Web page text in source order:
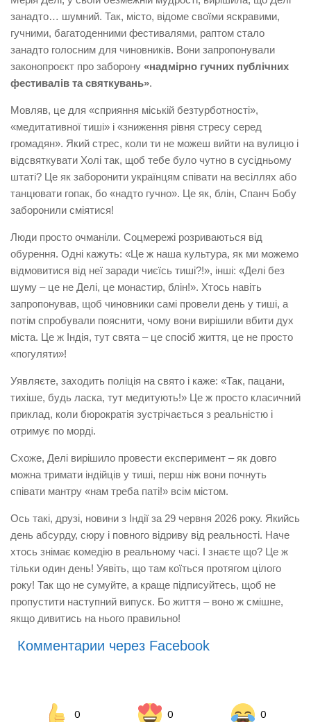
занадто… шумний. Так, місто, відоме своїми яскравими,
гучними, багатоденними фестивалями, раптом стало
занадто голосним для чиновників. Вони запропонували
законопроєкт про заборону «надмірно гучних публічних
фестивалів та святкувань».
Мовляв, це для «сприяння міській безтурботності»,
«медитативної тиші» і «зниження рівня стресу серед
громадян». Який стрес, коли ти не можеш вийти на вулицю і
відсвяткувати Холі так, щоб тебе було чутно в сусідньому
штаті? Це як заборонити українцям співати на весіллях або
танцювати гопак, бо «надто гучно». Це як, блін, Спанч Бобу
заборонили сміятися!
Люди просто очманіли. Соцмережі розриваються від
обурення. Одні кажуть: «Це ж наша культура, як ми можемо
відмовитися від неї заради чиєїсь тиші?!», інші: «Делі без
шуму – це не Делі, це монастир, блін!». Хтось навіть
запропонував, щоб чиновники самі провели день у тиші, а
потім спробували пояснити, чому вони вирішили вбити дух
міста. Це ж Індія, тут свята – це спосіб життя, це не просто
«погуляти»!
Уявляєте, заходить поліція на свято і каже: «Так, пацани,
тихіше, будь ласка, тут медитують!» Це ж просто класичний
приклад, коли бюрократія зустрічається з реальністю і
отримує по морді.
Схоже, Делі вирішило провести експеримент – як довго
можна тримати індійців у тиші, перш ніж вони почнуть
співати мантру «нам треба паті!» всім містом.
Ось такі, друзі, новини з Індії за 29 червня 2026 року. Якийсь
день абсурду, сюру і повного відриву від реальності. Наче
хтось знімає комедію в реальному часі. І знаєте що? Це ж
тільки один день! Уявіть, що там коїться протягом цілого
року! Так що не сумуйте, а краще підписуйтесь, щоб не
пропустити наступний випуск. Бо життя – воно ж смішне,
якщо дивитись на нього правильно!
Комментарии через Facebook
0 0 0